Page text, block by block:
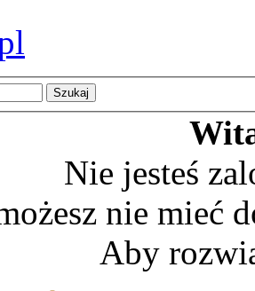
Nie jesteś
nie mieć
Aby